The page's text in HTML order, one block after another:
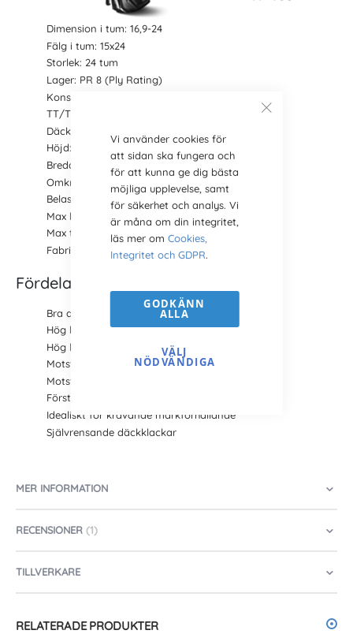
Vi använder cookies för
att sidan ska fungera och
för att kunna ge dig bästa
möjliga upplevelse, samt
för säkerhet och analys. Vi
är måna om din integritet,
läs mer om Cookies,
Integritet och GDPR.
GODKÄNN
ALLA
VÄLJ
NÖDVÄNDIGA
Dimension i tum: 16,9-24
Fälg i tum: 15x24
Storlek: 24 tum
Lager: PR 8 (Ply Rating)
Konstruktion: Diagonal
TT/TL: TT (för slang)
Däckmönster:
Höjd: 1335 mm
Bredd: 429 mm
Omkrets: 3925 mm
Belastning: 2060 kg
Max hastighet: 30 km/h
Max tryck: 1.7 bar
Fabrikat: BKT
Fördelar och egenskaper TR 135
Bra dragförmåga
Hög hållbarhet
Hög lastkapacitet
Motståndskraft mot skärande underlag
Motståndskraft mot punktering
Förstärkt däckhölje
Idealiskt för krävande markförhållande
Självrensande däckklackar
MER INFORMATION
RECENSIONER 1
TILLVERKARE
RELATERADE PRODUKTER